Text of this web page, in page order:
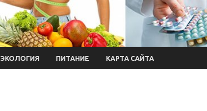
ЭКОЛОГИЯ ПИТАНИЕ КАРТА САЙТА